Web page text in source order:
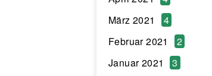
März 2021
4
Februar 2021
2
Januar 2021
3